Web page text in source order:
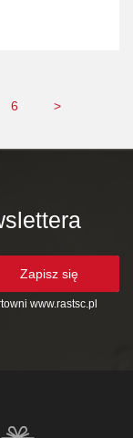
6 >
www.rastsc.pl
Zapisz się